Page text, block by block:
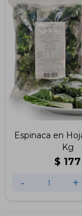
Espinaca en
Kg
$ 177
- +